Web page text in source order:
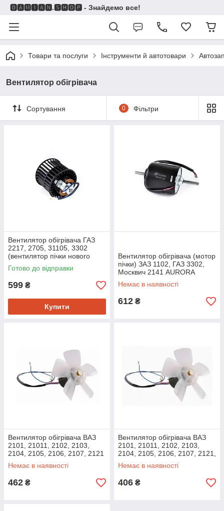
🅳🅰🅼🅸🅰🅽.🆂🅷🅾🅿 - Знайдемо все!
Товари та послуги Інструменти й автотовари
Вентилятор обігрівача
Сортування 0 Фільтри
Вентилятор обігрівача ГАЗ
2217, 2705, 31105, 3302
(вентилятор пічки нового
зразку на підшипниках
ковзання) AURORA
Готово до відправки
599 ₴
Купити
Вентилятор обігрівача (мотор
пічки) ЗАЗ 1102, ГАЗ 3302,
Москвич 2141 AURORA
Немає в наявності
612 ₴
Вентилятор обігрівача ВАЗ
2101, 21011, 2102, 2103,
2104, 2105, 2106, 2107, 2121
( вентилятор пічки, на
підшипниках) AURORA
Немає в наявності
462 ₴
Вентилятор обігрівача ВАЗ
2101, 21011, 2102, 2103,
2104, 2105, 2106, 2107, 2121,
2131, 1111 "Ока" (пічки)
AURORA
Немає в наявності
406 ₴